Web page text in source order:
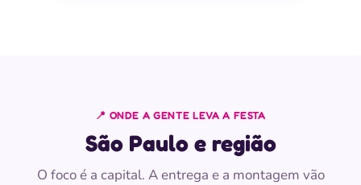
📍 ONDE A GENTE LEVA A FESTA
São Paulo e região
O foco é a capital. A entrega e a montagem vão